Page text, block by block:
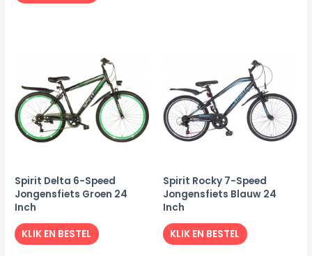
Spirit Delta 6-Speed
Jongensfiets Groen 24
Inch
KLIK EN BESTEL
Spirit Rocky 7-Speed
Jongensfiets Blauw 24
Inch
KLIK EN BESTEL